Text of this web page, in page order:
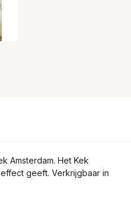
Amsterdam. Het Kek
geeft. Verkrijgbaar in